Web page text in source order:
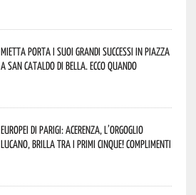
Mietta porta i suoi grandi successi in piazza
a San Cataldo di Bella. Ecco quando
Europei di Parigi: Acerenza, l’orgoglio
lucano, brilla tra i primi cinque! Complimenti